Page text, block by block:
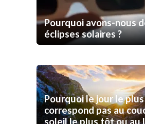
Pourquoi avons-nous
éclipses solaires ?
Pourquoi le jour le
correspond pas au
soleil le plus tôt ou au